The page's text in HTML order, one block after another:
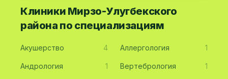
Клиники Мирзо-Улугбекского
района по специализациям
Акушерство 4 Аллергология 1
Андрология 1 Вертебрология 1